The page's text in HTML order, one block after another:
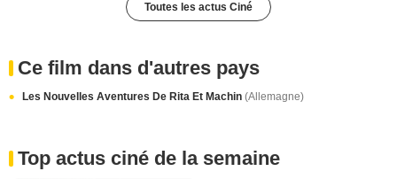
Toutes les actus Ciné
Ce film dans d'autres pays
Les Nouvelles Aventures De Rita Et Machin (Allemagne)
Top actus ciné de la semaine